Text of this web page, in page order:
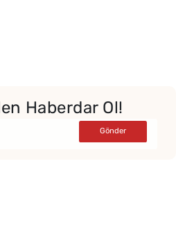
Haberdar Ol!